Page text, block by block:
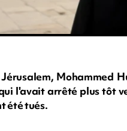
Mohammed
l'avait arrêté plus tôt
été tués.